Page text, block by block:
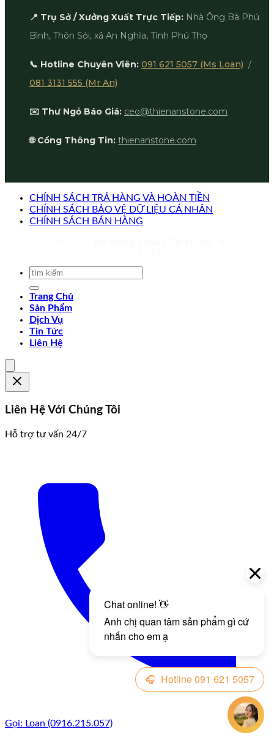
📍 Trụ Sở / Xưởng Xuất Trực Tiếp: Nhà Ông Bà Phú
Bình, Thôn Sỏi, xã An Nghĩa, Tỉnh Phú Thọ
📞 Hotline Chuyên Viên: 091 621 5057 (Ms Loan) /
081 3131 555 (Mr An)
✉️ Thư Ngỏ Báo Giá: ceo@thienanstone.com
🌐 Cổng Thông Tin: thienanstone.com
CHÍNH SÁCH TRẢ HÀNG VÀ HOÀN TIỀN
CHÍNH SÁCH BẢO VỆ DỮ LIỆU CÁ NHÂN
CHÍNH SÁCH BÁN HÀNG
Trang Chủ
Sản Phẩm
Dịch Vụ
Tin Tức
Liên Hệ
Liên Hệ Với Chúng Tôi
Hỗ trợ tư vấn 24/7
Gọi: Loan (0916.215.057)